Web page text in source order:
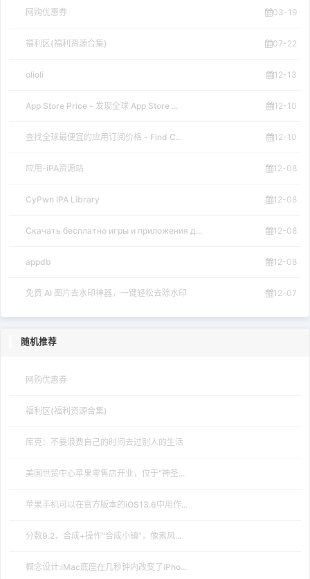
网购优惠券 03-19
福利区(福利资源合集) 07-22
olioli 12-13
App Store Price - 发现全球 App Store ... 12-10
查找全球最便宜的应用订阅价格 - Find C... 12-10
应用-iPA资源站 12-08
CyPwn IPA Library 12-08
Скачать бесплатно игры и приложения д... 12-08
appdb 12-08
免费 AI 图片去水印神器，一键轻松去除水印 12-07
随机推荐
网购优惠券
福利区(福利资源合集)
库克：不要浪费自己的时间去过别人的生活
美国世贸中心苹果零售店开业，位于“神圣...
苹果手机可以在官方版本的iOS13.6中用作...
分数9.2，合成+操作“合成小镇”，像素风...
概念设计:iMac底座在几秒钟内改变了iPho...